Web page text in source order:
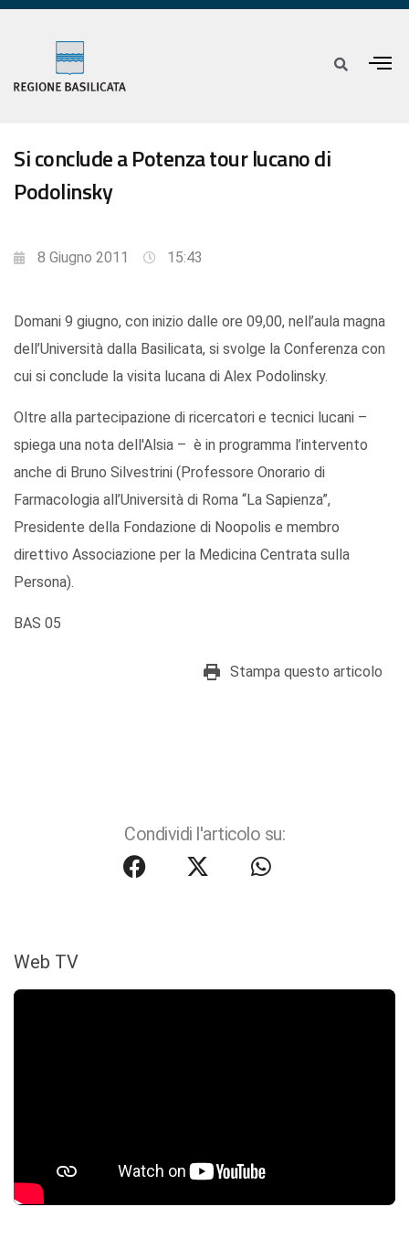
Si conclude a Potenza tour lucano di
Podolinsky
8 Giugno 2011 15:43
Domani 9 giugno, con inizio dalle ore 09,00, nell’aula magna
dell’Università dalla Basilicata, si svolge la Conferenza con
cui si conclude la visita lucana di Alex Podolinsky.
Oltre alla partecipazione di ricercatori e tecnici lucani –
spiega una nota dell'Alsia – è in programma l’intervento
anche di Bruno Silvestrini (Professore Onorario di
Farmacologia all’Università di Roma “La Sapienza”,
Presidente della Fondazione di Noopolis e membro
direttivo Associazione per la Medicina Centrata sulla
Persona).
BAS 05
Stampa questo articolo
Condividi l'articolo su:
Web TV